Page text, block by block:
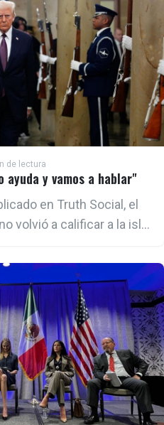
política de Washington
de lectura
ayuda y vamos a hablar"
en Truth Social, el
volvió a calificar a la isla